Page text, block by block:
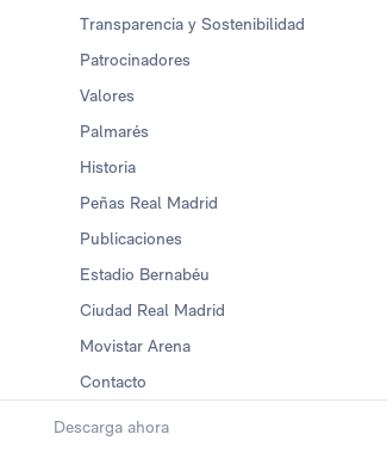
Transparencia y Sostenibilidad
Patrocinadores
Valores
Palmarés
Historia
Peñas Real Madrid
Publicaciones
Estadio Bernabéu
Ciudad Real Madrid
Movistar Arena
Contacto
Descarga ahora